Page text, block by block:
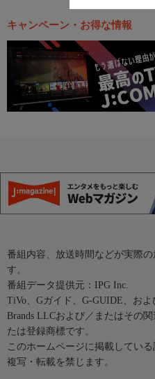
キャンペーン・お得な情報
番組内容、放送時間などが実際
す。
番組データ提供元：IPG Inc.
TiVo、Gガイド、G-GUIDE、お
Brands LLCおよび／またはその
たは登録商標です。
このホームページに掲載してい
複写・転載を禁じます。